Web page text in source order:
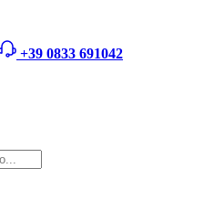
+39 0833 691042